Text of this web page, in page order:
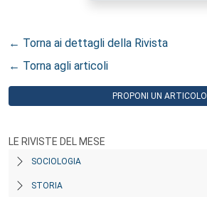
← Torna ai dettagli della Rivista
← Torna agli articoli
PROPONI UN ARTICOLO
LE RIVISTE DEL MESE
SOCIOLOGIA
STORIA